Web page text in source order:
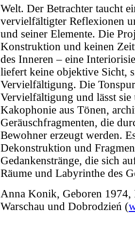
Welt. Der Betrachter taucht
vervielfältigter Reflexionen
und seiner Elemente. Die
Konstruktion und keinen
des Inneren – eine
liefert keine objektive Sicht,
Vervielfältigung. Die
Vervielfältigung und lässt
Kakophonie aus Tönen,
Geräuschfragmenten, die
Bewohner erzeugt werden.
Dekonstruktion und
Gedankenstränge, die sich
Räume und Labyrinthe des
Anna Konik, Geboren
Warschau und Dobrodzień (